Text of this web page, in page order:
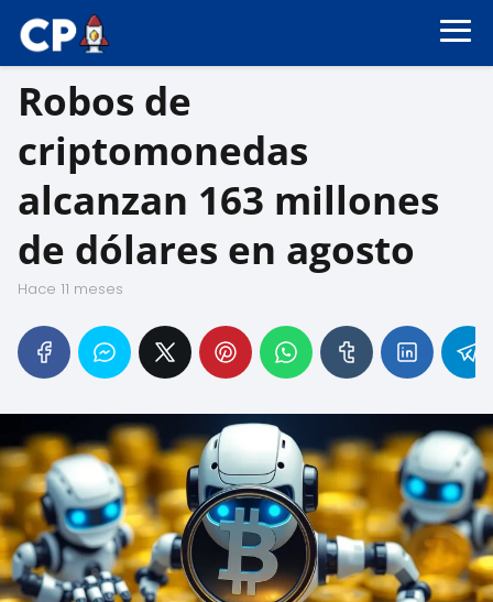
Robos de
criptomonedas
alcanzan 163 millones
de dólares en agosto
hace 11 meses